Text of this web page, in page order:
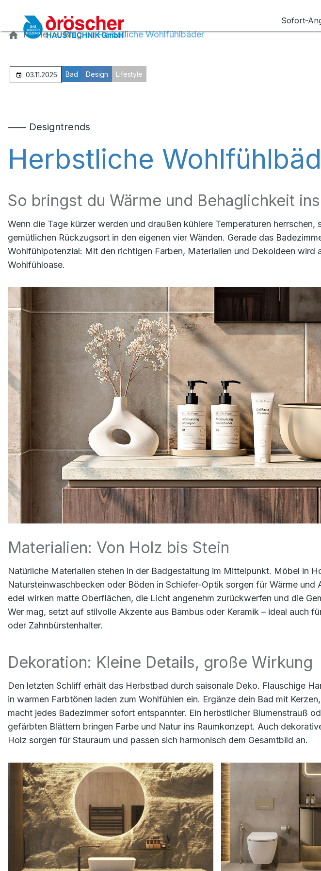
Sofort-
Home Blog Herbstliche Wohlfühlbäder
03.11.2025 Bad Design Lifestyle
⸺ Designtrends
Herbstliche
So bringst du Wärme und Behaglichkeit
Wenn die Tage kürzer werden und draußen kühlere Temperaturen herrschen,
gemütlichen Rückzugsort in den eigenen vier Wänden. Gerade das
Wohlfühlpotenzial: Mit den richtigen Farben, Materialien und Dekoideen wird
Wohlfühloase.
Materialien: Von Holz bis Stein
Natürliche Materialien stehen in der Badgestaltung im Mittelpunkt. Möbel in
Natursteinwaschbecken oder Böden in Schiefer-Optik sorgen für Wärme und
edel wirken matte Oberflächen, die Licht angenehm zurückwerfen und die
Wer mag, setzt auf stilvolle Akzente aus Bambus oder Keramik – ideal auch
oder Zahnbürstenhalter.
Dekoration: Kleine Details, große Wirkung
Den letzten Schliff erhält das Herbstbad durch saisonale Deko. Flauschige
in warmen Farbtönen laden zum Wohlfühlen ein. Ergänze dein Bad mit
macht jedes Badezimmer sofort entspannter. Ein herbstlicher Blumenstrauß
gefärbten Blättern bringen Farbe und Natur ins Raumkonzept. Auch
Holz sorgen für Stauraum und passen sich harmonisch dem Gesamtbild an.